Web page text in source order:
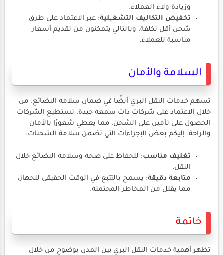
وزيادة ولاء العملاء.
تخفيض التكاليف التشغيلية: عبر الاعتماد على طرق
شحن أقل تكلفة، وبالتالي يتمكنون من تقديم أسعار
مناسبة للعملاء.
السلامة والأمان
تسهم خدمات النقل البري أيضًا في ضمان سلامة البضائع. من
خلال الاعتماد على شركات ذات سمعة جيدة، تستطيع الشركات
الحصول على تأمين على الشحن، مما يعطي شعورًا بالأمان
والراحة. إليكم بعض الإجراءات التي تضمن سلامة الشحنات:
تغليف مناسب: للحفاظ على صحة وسلامة البضائع خلال
النقل.
متابعة دقيقة: يسمح بالتتبع في الوقت الحقيقي للجهاز،
مما يقلل من المخاطر المحتملة.
خاتمة
تظهر أهمية خدمات النقل البري بين المدن بوضوح من خلال